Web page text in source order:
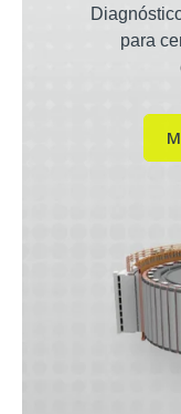
para